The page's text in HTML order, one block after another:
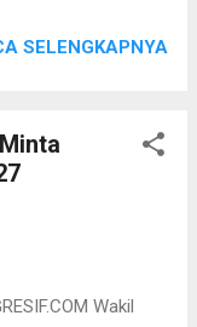
ketika
tanah wakaf,
Masjid
jangan
pengurus
pihaknya telah
SELENGKAPNYA
Wakil